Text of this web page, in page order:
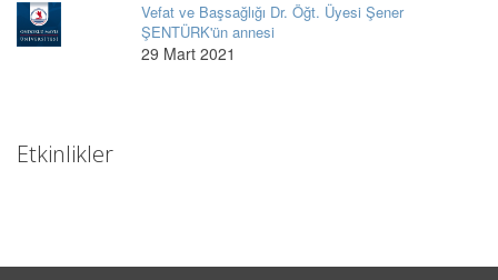
Vefat ve Başsağlığı Dr. Öğt. Üyesi Şener
ŞENTÜRK'ün annesi
29 Mart 2021
Etkinlikler